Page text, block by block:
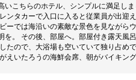
いこちらのホテル、シンプルに満足し
沿いの景